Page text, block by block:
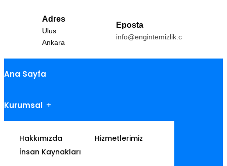
Adres
Ulus
Ankara
Eposta
info@engintemizlik.com
Ana Sayfa
Kurumsal
Hakkımızda
Hizmetlerimiz
İnsan Kaynakları